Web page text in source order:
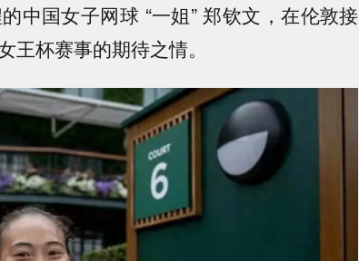
中国女子网球 “一姐” 郑钦文，在伦敦接
杯赛事的期待之情。